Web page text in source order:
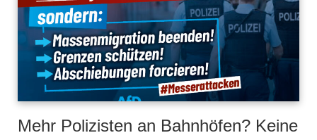
Mehr Polizisten an Bahnhöfen? Keine